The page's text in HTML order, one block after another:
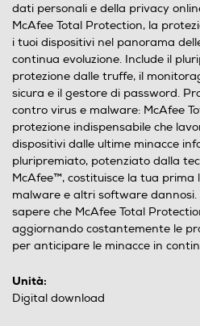
dati personali e della privacy
McAfee Total Protection, la
i tuoi dispositivi nel panorama
continua evoluzione. Include il
protezione dalle truffe, il
sicura e il gestore di password.
contro virus e malware: McAfee
protezione indispensabile che
dispositivi dalle ultime minacce
pluripremiato, potenziato dalla
McAfee™, costituisce la tua prima
malware e altri software
sapere che McAfee Total
aggiornando costantemente le
per anticipare le minacce in
Unità:
Digital download